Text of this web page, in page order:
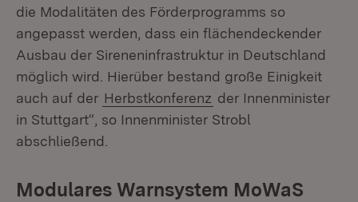
die Modalitäten des Förderprogramms so
angepasst werden, dass ein flächendeckender
Ausbau der Sireneninfrastruktur in Deutschland
möglich wird. Hierüber bestand große Einigkeit
auch auf der Herbstkonferenz der Innenminister
in Stuttgart“, so Innenminister Strobl
abschließend.
Modulares Warnsystem MoWaS